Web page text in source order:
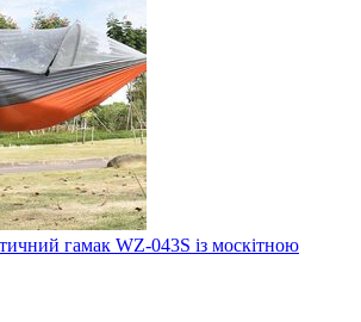
гамак WZ-043S із москітною